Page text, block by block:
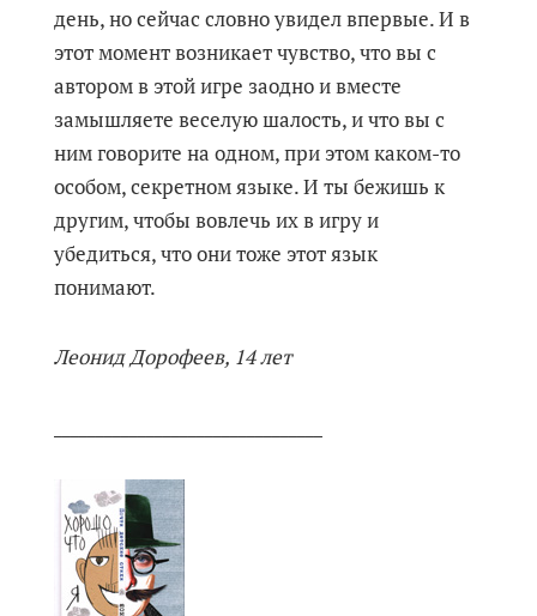
день, но сейчас словно увидел впервые. И в
этот момент возникает чувство, что вы с
автором в этой игре заодно и вместе
замышляете веселую шалость, и что вы с
ним говорите на одном, при этом каком-то
особом, секретном языке. И ты бежишь к
другим, чтобы вовлечь их в игру и
убедиться, что они тоже этот язык
понимают.
Леонид Дорофеев, 14 лет